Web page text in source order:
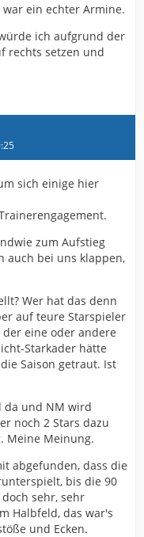
ein echter Armine.
ich aufgrund der
rechts setzen und
sich einige hier
zum Aufstieg
auch bei uns klappen,
Wer hat das denn
auf teure Starspieler
eine oder andere
Starkader hätte
Saison getraut. Ist
da und NM wird
noch 2 Stars dazu
Meine Meinung.
abgefunden, dass die
bis die 90
sehr, sehr
Halbfeld, das war's
und Ecken.